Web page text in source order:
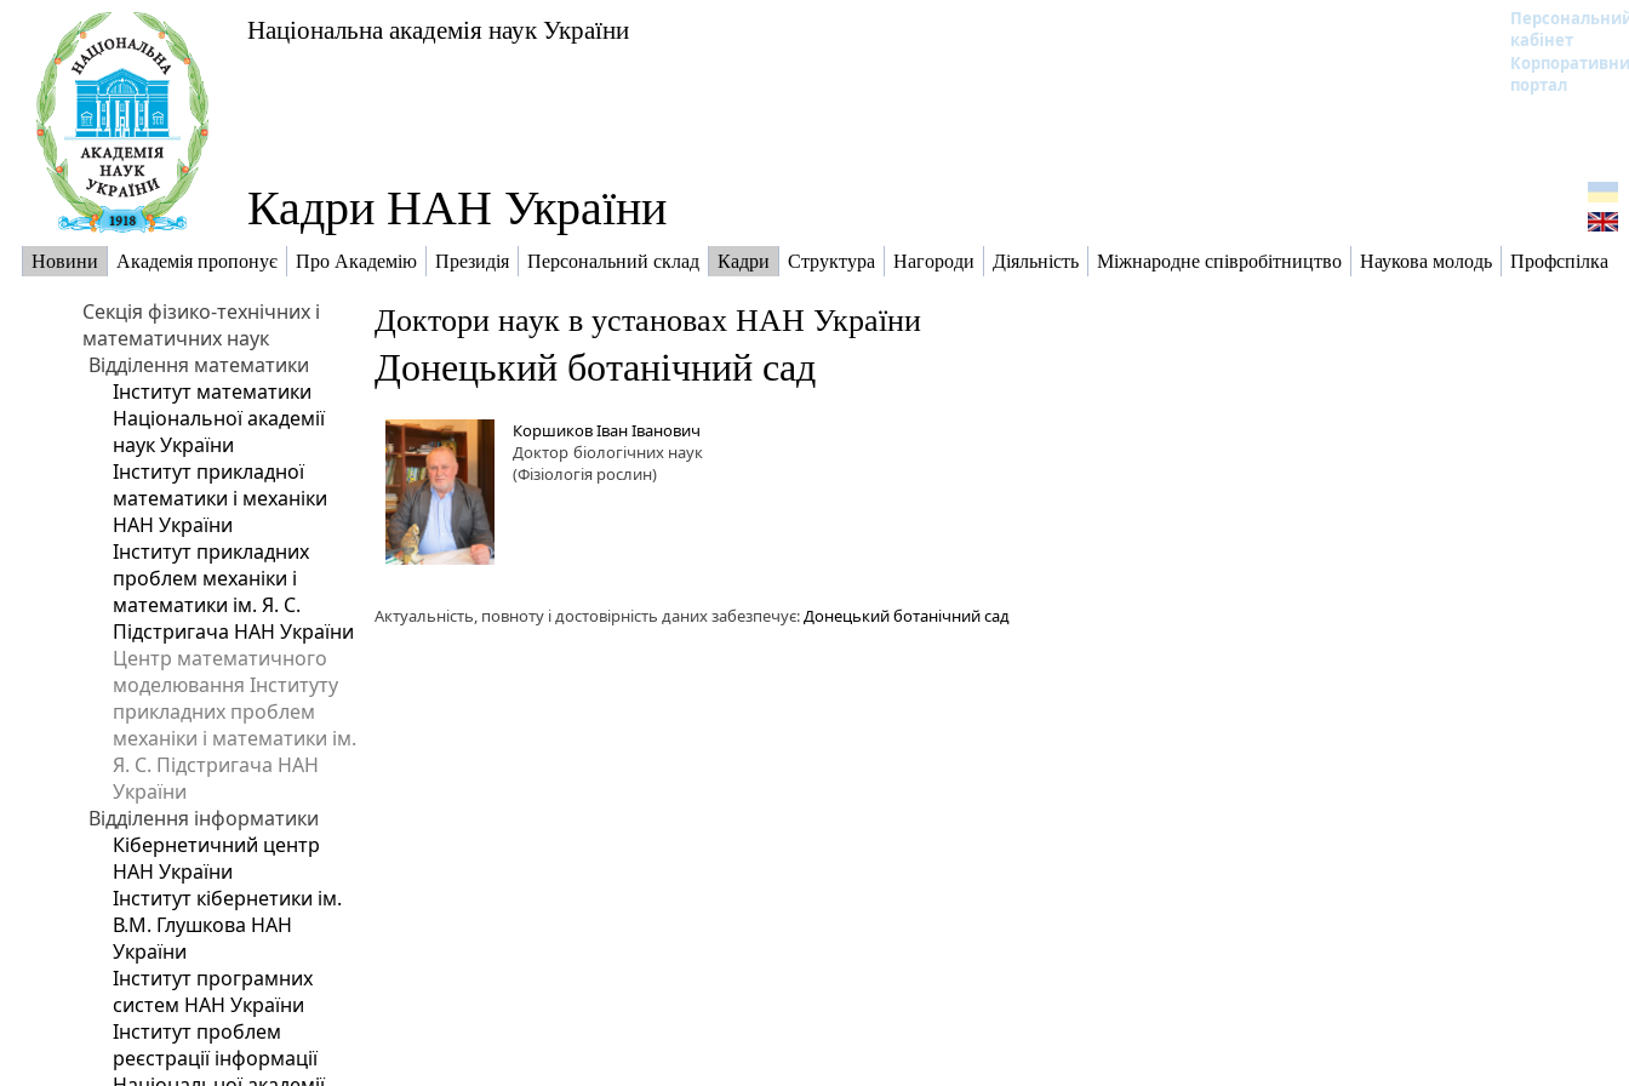
Національна академія наук України
кабінет
портал
Кадри НАН України
Новини Академія пропонує Про Академію Президія Персональний склад Кадри Структура Нагороди Діяльність Міжнародне співробітництво Наукова молодь Профспілка
Секція фізико-технічних і
математичних наук
Відділення математики
Інститут математики
Національної академії
наук України
Інститут прикладної
математики і механіки
НАН України
Інститут прикладних
проблем механіки і
математики ім. Я. С.
Підстригача НАН України
Центр математичного
моделювання Інституту
прикладних проблем
механіки і математики ім.
Я. С. Підстригача НАН
України
Відділення інформатики
Кібернетичний центр
НАН України
Інститут кібернетики ім.
В.М. Глушкова НАН
України
Інститут програмних
систем НАН України
Інститут проблем
реєстрації інформації
Доктори наук в установах НАН України
Донецький ботанічний сад
Коршиков Іван Іванович
Доктор біологічних наук
(Фізіологія рослин)
Актуальність, повноту і достовірність даних забезпечує:Донецький ботанічний сад